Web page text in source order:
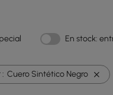
En stock:
Cuero Sintético Negro